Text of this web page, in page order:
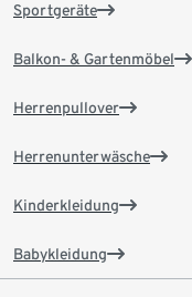
Sportgeräte
Balkon- & Gartenmöbel
Herrenpullover
Herrenunterwäsche
Kinderkleidung
Babykleidung